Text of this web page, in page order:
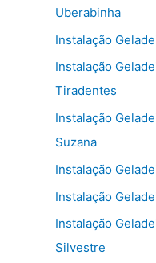
Uberabinha
Instalação
Instalação
Tiradentes
Instalação
Suzana
Instalação
Instalação
Instalação
Silvestre